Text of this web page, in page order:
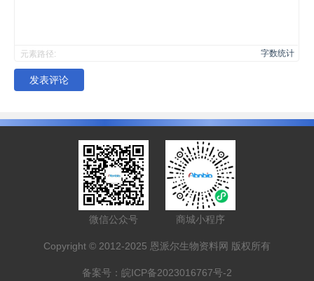
元素路径: 字数统计
发表评论
微信公众号 商城小程序
Copyright © 2012-2025 恩派尔生物资料网 版权所有
备案号： 皖ICP备2023016767号-2